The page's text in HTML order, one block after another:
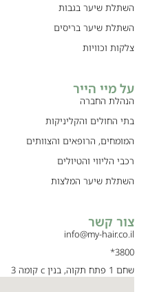
השתלת שיער בגבות
השתלת שיער בריסים
צלקות וכוויות
על מיי הייר
הנהלת החברה
בתי החולים והקליניקות
המומחים, הרופאים והצוותים
רכבי הליווי והטיולים
השתלת שיער המלצות
צור קשר
info@my-hair.co.il
3800*
שחם 1 פתח תקוה, בנין c קומה 3